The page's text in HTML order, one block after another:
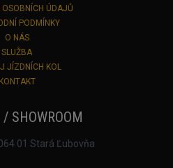
OSOBNÍCH ÚDAJŮ
PODMÍNKY
O NÁS
SLUŽBA
JÍZDNÍCH KOL
KONTAKT
/ SHOWROOM
01 Stará Ľubovňa